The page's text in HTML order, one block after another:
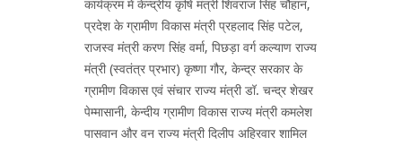
कार्यक्रम में केन्द्रीय कृषि मंत्री शिवराज सिंह चौहान,
प्रदेश के ग्रामीण विकास मंत्री प्रहलाद सिंह पटेल,
राजस्व मंत्री करण सिंह वर्मा, पिछड़ा वर्ग कल्याण राज्य
मंत्री (स्वतंत्र प्रभार) कृष्णा गौर, केन्द्र सरकार के
ग्रामीण विकास एवं संचार राज्य मंत्री डॉ. चन्द्र शेखर
पेम्मासानी, केन्दीय ग्रामीण विकास राज्य मंत्री कमलेश
पासवान और वन राज्य मंत्री दिलीप अहिरवार शामिल